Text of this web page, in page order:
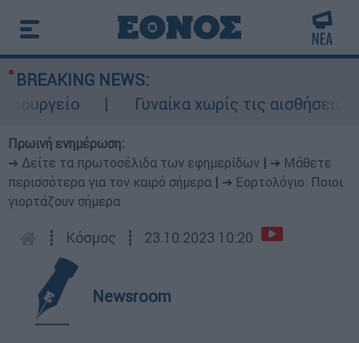
BREAKING NEWS:
Γυναίκα χωρίς τις αισθήσεις
Πρωινή ενημέρωση:
➔ Δείτε τα πρωτοσέλιδα των εφημερίδων
➔ Μάθετε
περισσότερα για τον καιρό σήμερα
➔ Εορτολόγιο: Ποιοι
γιορτάζουν σήμερα
┋ Κόσμος ┋ 23.10.2023 10:20
Newsroom